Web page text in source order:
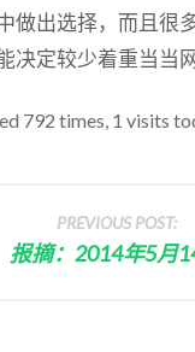
做出选择，而且很
决定较少着重当当
792 times, 1 visits
PREVIOUS POST:
报摘：2014年5月